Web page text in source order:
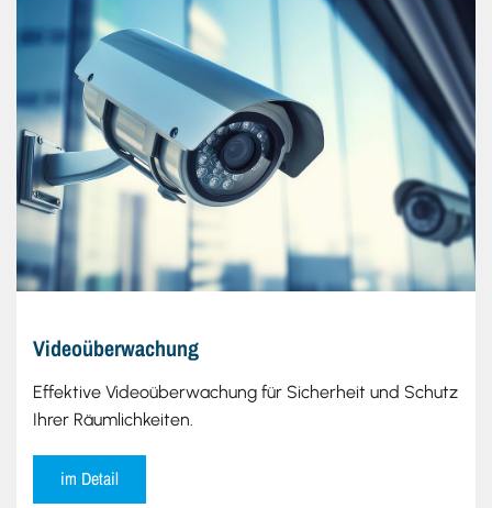
Videoüberwachung
Effektive Videoüberwachung für Sicherheit und Schutz
Ihrer Räumlichkeiten.
im Detail